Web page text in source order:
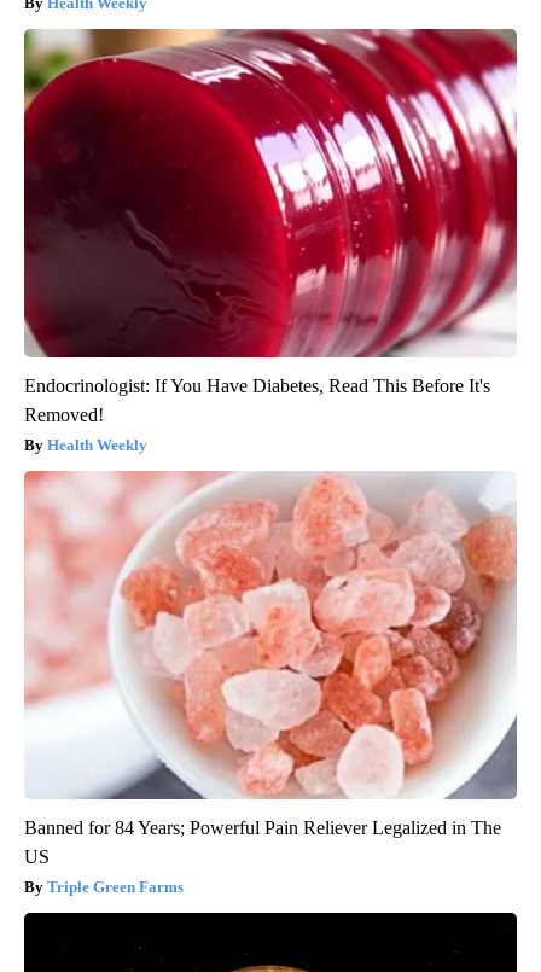
Endocrinologist: If You Have Diabetes, Read This Before It's
Removed!
Health Weekly
Banned for 84 Years; Powerful Pain Reliever Legalized in The
US
Triple Green Farms